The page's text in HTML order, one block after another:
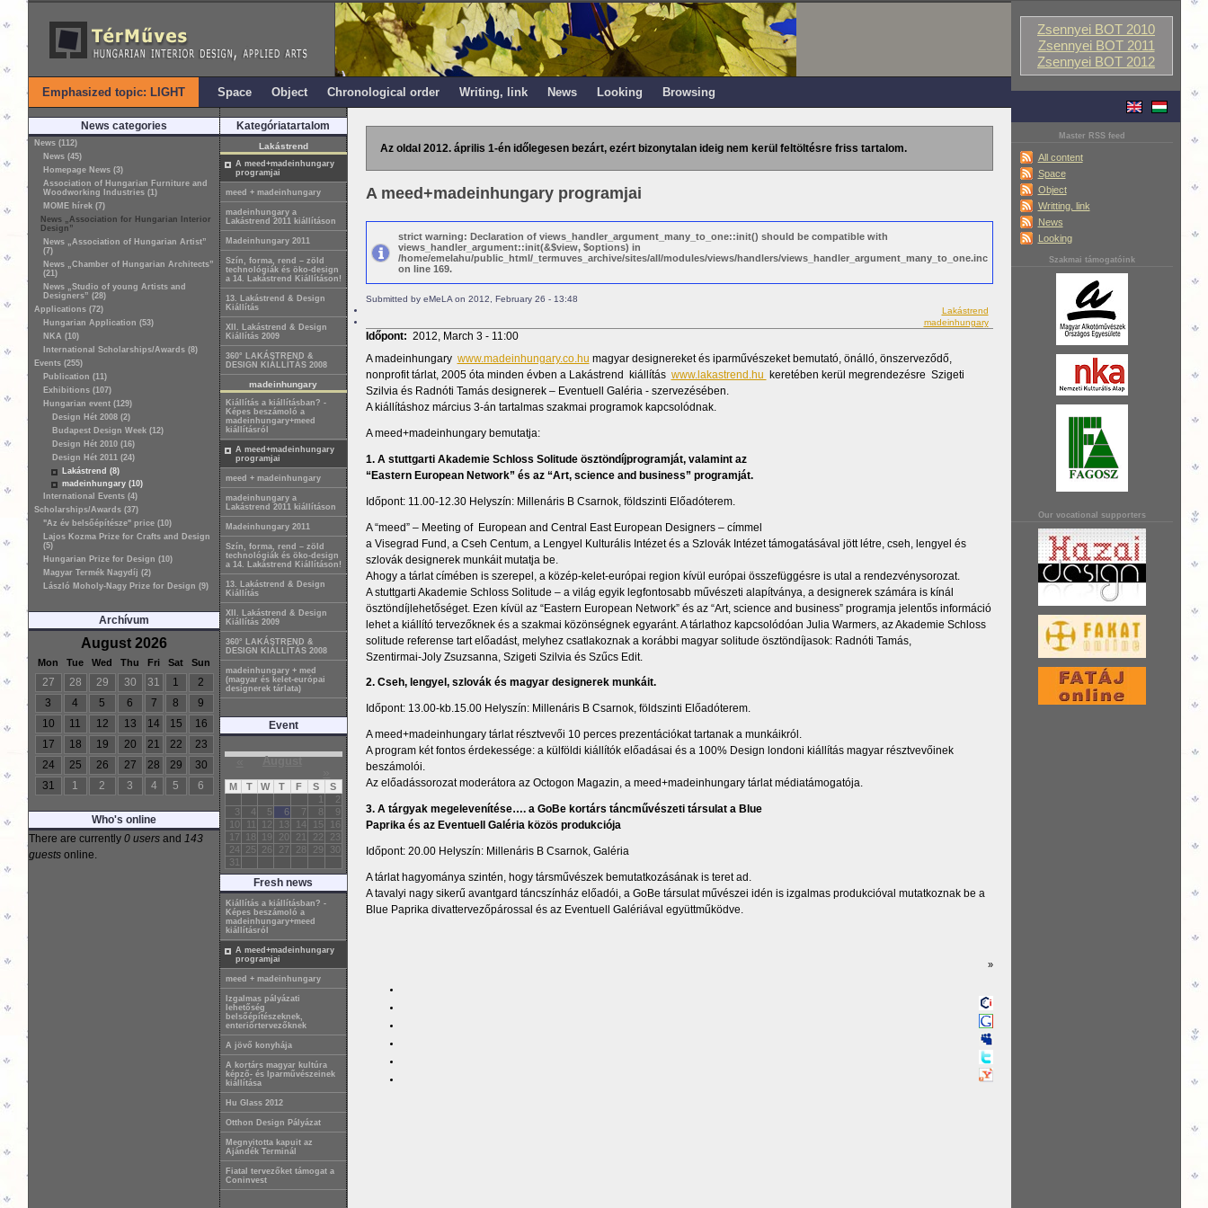
Zsennyei BOT 2010
Zsennyei BOT 2011
Zsennyei BOT 2012
Master RSS feed
All content
Space
Object
Writting, link
News
Looking
Szakmai támogatóink
Our vocational supporters
Emphasized topic: LIGHT Space Object Chronological order Writing, link News Looking Browsing
News categories
News (112)
News (45)
Homepage News (3)
Association of Hungarian Furniture and
Woodworking Industries (1)
MOME hírek (7)
News „Association for Hungarian Interior
Design”
News „Association of Hungarian Artist”
(7)
News „Chamber of Hungarian Architects”
(21)
News „Studio of young Artists and
Designers” (28)
Applications (72)
Hungarian Application (53)
NKA (10)
International Scholarships/Awards (8)
Events (255)
Publication (11)
Exhibitions (107)
Hungarian event (129)
Design Hét 2008 (2)
Budapest Design Week (12)
Design Hét 2010 (16)
Design Hét 2011 (24)
Lakástrend (8)
madeinhungary (10)
International Events (4)
Scholarships/Awards (37)
"Az év belsőépítésze" price (10)
Lajos Kozma Prize for Crafts and Design
(5)
Hungarian Prize for Design (10)
Magyar Termék Nagydíj (2)
László Moholy-Nagy Prize for Design (9)
Archívum
August 2026
Mon Tue Wed Thu Fri Sat Sun
27 28 29 30 31 1
2
3
4 5 6 7 8
9
10
11 12 13 14 15
16
17
18 19 20 21 22
23
24
25 26 27 28 29
30
31
1 2 3 4 5 6
Who's online
There are currently 0 usersand 143
guestsonline.
Kategóriatartalom
Lakástrend
A meed+madeinhungary
programjai
meed + madeinhungary
madeinhungary a
Lakástrend 2011 kiállításon
Madeinhungary 2011
Szín, forma, rend – zöld
technológiák és öko-design
a 14. Lakástrend Kiállításon!
13. Lakástrend & Design
Kiállítás
XII. Lakástrend & Design
Kiállítás 2009
360° LAKÁSTREND &
DESIGN KIÁLLÍTÁS 2008
madeinhungary
Kiállítás a kiállításban? -
Képes beszámoló a
madeinhungary+meed
kiállításról
A meed+madeinhungary
programjai
meed + madeinhungary
madeinhungary a
Lakástrend 2011 kiállításon
Madeinhungary 2011
Szín, forma, rend – zöld
technológiák és öko-design
a 14. Lakástrend Kiállításon!
13. Lakástrend & Design
Kiállítás
XII. Lakástrend & Design
Kiállítás 2009
360° LAKÁSTREND &
DESIGN KIÁLLÍTÁS 2008
madeinhungary + med
(magyar és kelet-európai
designerek tárlata)
Event
« August
M T W T F S
S
1
2
3
4 5 6 7 8
9
10
11 12 13 14 15
16
17
18 19 20 21 22
23
24
25 26 27 28 29
30
31
Fresh news
Kiállítás a kiállításban? -
Képes beszámoló a
madeinhungary+meed
kiállításról
A meed+madeinhungary
programjai
meed + madeinhungary
Izgalmas pályázati
lehetőség
belsőépítészeknek,
enteriőrtervezőknek
A jövő konyhája
A kortárs magyar kultúra
képző- és Iparművészeinek
kiállítása
Hu Glass 2012
Otthon Design Pályázat
Megnyitotta kapuit az
Ajándék Terminál
Fiatal tervezőket támogat a
Coninvest
Az oldal 2012. április 1-én időlegesen bezárt, ezért bizonytalan ideig nem kerül feltöltésre friss tartalom.
A meed+madeinhungary programjai
strict warning: Declaration of views_handler_argument_many_to_one::init() should be compatible with
views_handler_argument::init(&$view, $options) in
/home/emelahu/public_html/_termuves_archive/sites/all/modules/views/handlers/views_handler_argument_many_to_one.inc
on line 169.
Submitted by eMeLA on 2012, February 26 - 13:48
Lakástrend
madeinhungary
Időpont: 2012, March 3 - 11:00
A madeinhungary www.madeinhungary.co.hu magyar designereket és iparművészeket bemutató, önálló, önszerveződő,
nonprofit tárlat, 2005 óta minden évben a Lakástrend kiállítás www.lakastrend.hu
keretében kerül megrendezésre Szigeti
Szilvia és Radnóti Tamás designerek – Eventuell Galéria - szervezésében.
A kiállításhoz március 3-án tartalmas szakmai programok kapcsolódnak.
A meed+madeinhungary bemutatja:
1. A stuttgarti Akademie Schloss Solitude ösztöndíjprogramját, valamint az
“Eastern European Network” és az “Art, science and business” programját.
Időpont: 11.00-12.30 Helyszín: Millenáris B Csarnok, földszinti Előadóterem.
A “meed” – Meeting of European and Central East European Designers – címmel
a Visegrad Fund, a Cseh Centum, a Lengyel Kulturális Intézet és a Szlovák Intézet támogatásával jött létre, cseh, lengyel és
szlovák designerek munkáit mutatja be.
Ahogy a tárlat címében is szerepel, a közép-kelet-európai region kívül európai összefüggésre is utal a rendezvénysorozat.
A stuttgarti Akademie Schloss Solitude – a világ egyik legfontosabb művészeti alapítványa, a designerek számára is kínál
ösztöndíjlehetőséget. Ezen kívül az “Eastern European Network” és az “Art, science and business” programja jelentős információ
lehet a kiállító tervezőknek és a szakmai közönségnek egyaránt. A tárlathoz kapcsolódóan Julia Warmers, az Akademie Schloss
solitude referense tart előadást, melyhez csatlakoznak a korábbi magyar solitude ösztöndíjasok: Radnóti Tamás,
Szentirmai-Joly Zsuzsanna, Szigeti Szilvia és Szűcs Edit.
2. Cseh, lengyel, szlovák és magyar designerek munkáit.
Időpont: 13.00-kb.15.00 Helyszín: Millenáris B Csarnok, földszinti Előadóterem.
A meed+madeinhungary tárlat résztvevői 10 perces prezentációkat tartanak a munkáikról.
A program két fontos érdekessége: a külföldi kiállítók előadásai és a 100% Design londoni kiállítás magyar résztvevőinek
beszámolói.
Az előadássorozat moderátora az Octogon Magazin, a meed+madeinhungary tárlat médiatámogatója.
3. A tárgyak megelevenítése…. a GoBe kortárs táncművészeti társulat a Blue
Paprika és az Eventuell Galéria közös produkciója
Időpont: 20.00 Helyszín: Millenáris B Csarnok, Galéria
A tárlat hagyománya szintén, hogy társművészek bemutatkozásának is teret ad.
A tavalyi nagy sikerű avantgard táncszínház előadói, a GoBe társulat művészei idén is izgalmas produkcióval mutatkoznak be a
Blue Paprika divattervezőpárossal és az Eventuell Galériával együttműködve.
»